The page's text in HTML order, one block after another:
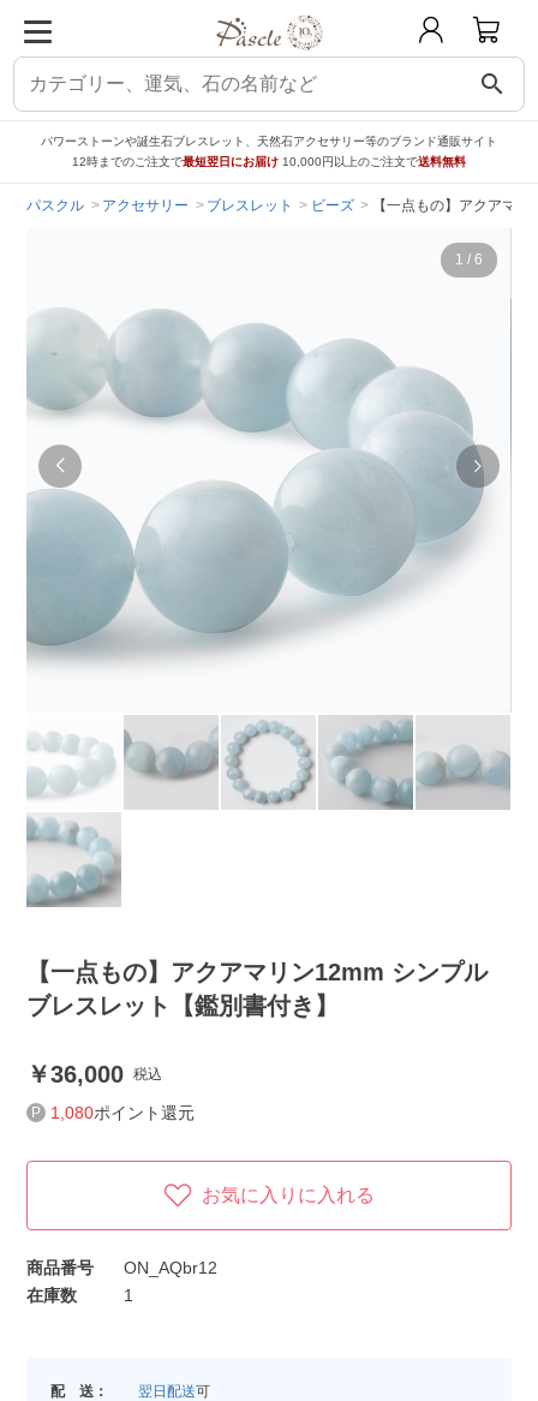
search
パワーストーンや誕生石ブレスレット、天然石アクセサリー等のブランド通販サイト
12時までのご注文で最短翌日にお届け 10,000円以上のご注文で送料無料
パスクル アクセサリー ブレスレット ビーズ 【一点もの】アクアマ
1 / 6
【一点もの】アクアマリン12mm シンプル
ブレスレット【鑑別書付き】
36,000 税込
1,080ポイント還元
お気に入りに入れる
商品番号
ON_AQbr12
在庫数
1
配 送： 翌日配送可